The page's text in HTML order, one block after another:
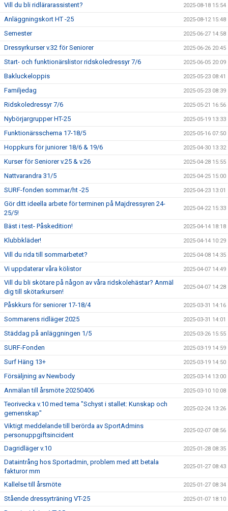
Vill du bli ridlärarassistent? 2025-08-18 15:54
Anläggningskort HT -25 2025-08-12 15:48
Semester 2025-06-27 14:58
Dressyrkurser v.32 för Seniorer 2025-06-26 20:45
Start- och funktionärslistor ridskoledressyr 7/6 2025-06-05 20:09
Bakluckeloppis 2025-05-23 08:41
Familjedag 2025-05-23 08:39
Ridskoledressyr 7/6 2025-05-21 16:56
Nybörjargrupper HT-25 2025-05-19 13:33
Funktionärsschema 17-18/5 2025-05-16 07:50
Hoppkurs för juniorer 18/6 & 19/6 2025-04-30 13:32
Kurser för Seniorer v.25 & v.26 2025-04-28 15:55
Nattvarandra 31/5 2025-04-25 15:00
SURF-fonden sommar/ht -25 2025-04-23 13:01
Gör ditt ideella arbete för terminen på Majdressyren 24-
25/5!
2025-04-22 15:33
Bäst i test- Påskedition! 2025-04-14 18:18
Klubbkläder! 2025-04-14 10:29
Vill du rida till sommarbetet? 2025-04-08 14:35
Vi uppdaterar våra kölistor 2025-04-07 14:49
Vill du bli skötare på någon av våra ridskolehästar? Anmäl
dig till skötarkursen!
2025-04-07 14:28
Påskkurs för seniorer 17-18/4 2025-03-31 14:16
Sommarens ridläger 2025 2025-03-31 14:01
Städdag på anläggningen 1/5 2025-03-26 15:55
SURF-Fonden 2025-03-19 14:59
Surf Häng 13+ 2025-03-19 14:50
Försäljning av Newbody 2025-03-14 13:00
Anmälan till årsmöte 20250406 2025-03-10 10:08
Teorivecka v.10 med tema "Schyst i stallet: Kunskap och
gemenskap"
2025-02-24 13:26
Viktigt meddelande till berörda av SportAdmins
personuppgiftsincident
2025-02-07 08:56
Dagridläger v.10 2025-01-28 08:35
Dataintrång hos Sportadmin, problem med att betala
fakturor mm
2025-01-27 08:43
Kallelse till årsmöte 2025-01-27 08:34
Stående dressyrträning VT-25 2025-01-07 18:10